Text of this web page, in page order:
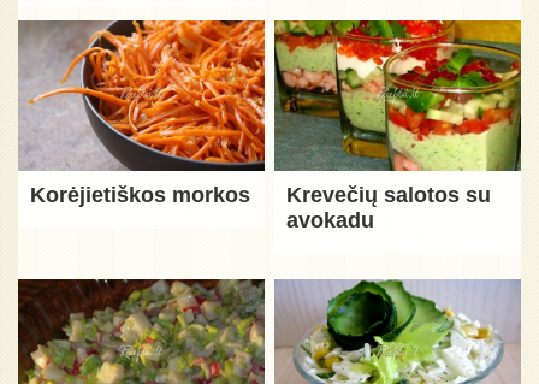
Korėjietiškos morkos
Krevečių salotos su
avokadu